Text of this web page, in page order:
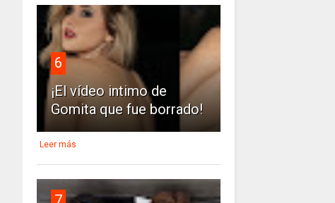
6
¡El vídeo intimo de
Gomita que fue borrado!
Leer más